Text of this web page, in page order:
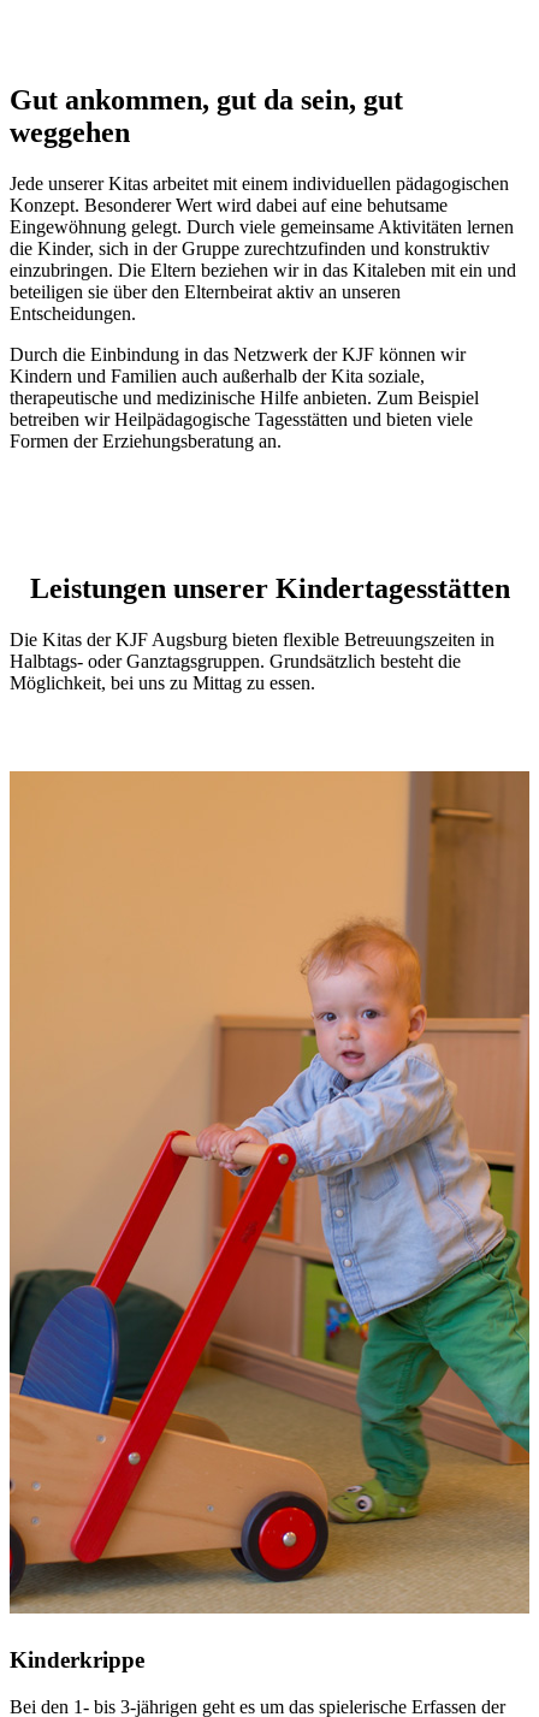
Gut ankommen, gut da sein, gut
weggehen
Jede unserer Kitas arbeitet mit einem individuellen pädagogischen
Konzept. Besonderer Wert wird dabei auf eine behutsame
Eingewöhnung gelegt. Durch viele gemeinsame Aktivitäten lernen
die Kinder, sich in der Gruppe zurechtzufinden und konstruktiv
einzubringen. Die Eltern beziehen wir in das Kitaleben mit ein und
beteiligen sie über den Elternbeirat aktiv an unseren
Entscheidungen.
Durch die Einbindung in das Netzwerk der KJF können wir
Kindern und Familien auch außerhalb der Kita soziale,
therapeutische und medizinische Hilfe anbieten. Zum Beispiel
betreiben wir Heilpädagogische Tagesstätten und bieten viele
Formen der Erziehungsberatung an.
Leistungen unserer Kindertagesstätten
Die Kitas der KJF Augsburg bieten flexible Betreuungszeiten in
Halbtags- oder Ganztagsgruppen. Grundsätzlich besteht die
Möglichkeit, bei uns zu Mittag zu essen.
Kinderkrippe
Bei den 1- bis 3-jährigen geht es um das spielerische Erfassen der